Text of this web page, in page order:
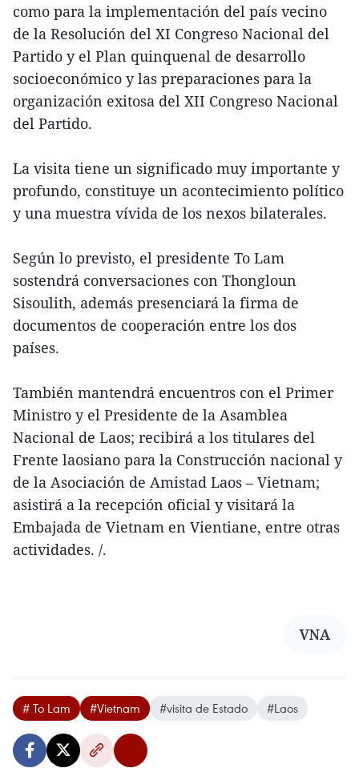
como para la implementación del país vecino
de la Resolución del XI Congreso Nacional del
Partido y el Plan quinquenal de desarrollo
socioeconómico y las preparaciones para la
organización exitosa del XII Congreso Nacional
del Partido.
La visita tiene un significado muy importante y
profundo, constituye un acontecimiento político
y una muestra vívida de los nexos bilaterales.
Según lo previsto, el presidente To Lam
sostendrá conversaciones con Thongloun
Sisoulith, además presenciará la firma de
documentos de cooperación entre los dos
países.
También mantendrá encuentros con el Primer
Ministro y el Presidente de la Asamblea
Nacional de Laos; recibirá a los titulares del
Frente laosiano para la Construcción nacional y
de la Asociación de Amistad Laos – Vietnam;
asistirá a la recepción oficial y visitará la
Embajada de Vietnam en Vientiane, entre otras
actividades. /.
VNA
# To Lam #Vietnam #visita de Estado #Laos